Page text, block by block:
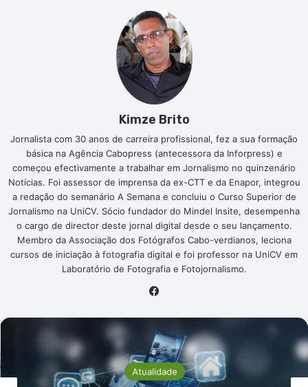
Kimze Brito
Jornalista com 30 anos de carreira profissional, fez a sua formação
básica na Agência Cabopress (antecessora da Inforpress) e
começou efectivamente a trabalhar em Jornalismo no quinzenário
Notícias. Foi assessor de imprensa da ex-CTT e da Enapor, integrou
a redação do semanário A Semana e concluiu o Curso Superior de
Jornalismo na UniCV. Sócio fundador do Mindel Insite, desempenha
o cargo de director deste jornal digital desde o seu lançamento.
Membro da Associação dos Fotógrafos Cabo-verdianos, leciona
cursos de iniciação à fotografia digital e foi professor na UniCV em
Laboratório de Fotografia e Fotojornalismo.
Atualidade